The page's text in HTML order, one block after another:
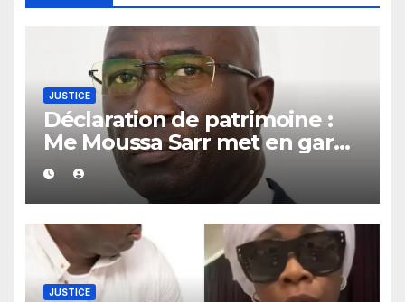
JUSTICE
Déclaration de patrimoine :
Me Moussa Sarr met en garde
les récalcitrants
JUSTICE